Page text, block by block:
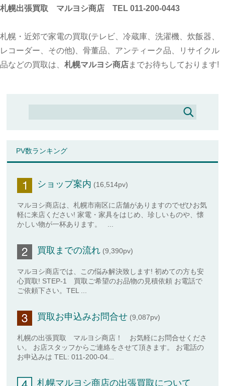
札幌出張買取 マルヨシ商店 TEL 011-200-0443
札幌・近郊で家電の買取(テレビ、冷蔵庫、洗濯機、炊飯器、
レコーダー、その他)、骨董品、アンティーク品、リサイクル
品などの買取は、 札幌マルヨシ商店までお待ちしております!
PV数ランキング
ショップ案内 (16,514pv)
マルヨシ商店は、札幌市南区に店舗がありますのでぜひお気
軽に来店ください! 家電・家具をはじめ、珍しいものや、懐
かしい物が一杯あります。 ...
買取までの流れ (9,390pv)
マルヨシ商店では、この悩み解決致します! 初めての方も安
心買取! STEP-1 買取ご希望のお品物の見積依頼 お電話で
ご依頼下さい。TEL ...
買取お申込みお問合せ (9,087pv)
札幌の出張買取 マルヨシ商店！ お気軽にお問合せくださ
い。 お店スタッフからご連絡をさせて頂きます。 お電話の
お申込みは TEL: 011-200-04...
札幌マルヨシ商店の出張買取について